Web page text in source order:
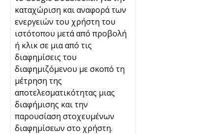
καταχώριση και αναφορά των
ενεργειών του χρήστη του
ιστότοπου μετά από προβολή
ή κλικ σε μια από τις
διαφημίσεις του
διαφημιζόμενου με σκοπό τη
μέτρηση της
αποτελεσματικότητας μιας
διαφήμισης και την
παρουσίαση στοχευμένων
διαφημίσεων στο χρήστη.